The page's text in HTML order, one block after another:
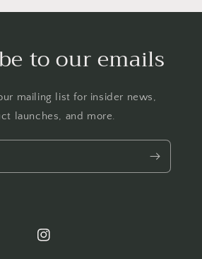
to our emails
mailing list for insider news,
launches, and more.
Instagram